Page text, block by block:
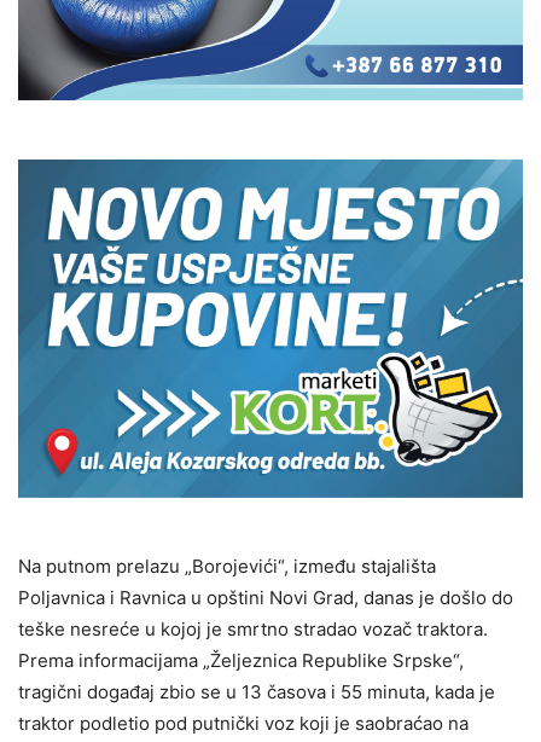
Na putnom prelazu „Borojevići“, između stajališta
Poljavnica i Ravnica u opštini Novi Grad, danas je došlo do
teške nesreće u kojoj je smrtno stradao vozač traktora.
Prema informacijama „Željeznica Republike Srpske“,
tragični događaj zbio se u 13 časova i 55 minuta, kada je
traktor podletio pod putnički voz koji je saobraćao na